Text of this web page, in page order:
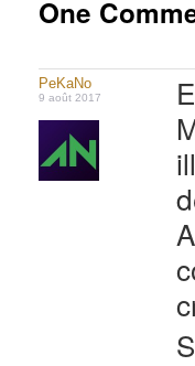
One
PeKaNo
9 août 2017